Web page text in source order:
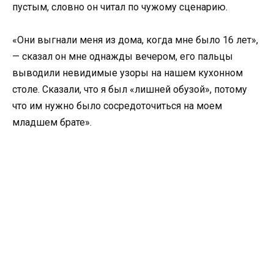
пустым, словно он читал по чужому сценарию.
«Они выгнали меня из дома, когда мне было 16 лет»,
— сказал он мне однажды вечером, его пальцы
выводили невидимые узоры на нашем кухонном
столе. Сказали, что я был «лишней обузой», потому
что им нужно было сосредоточиться на моем
младшем брате».